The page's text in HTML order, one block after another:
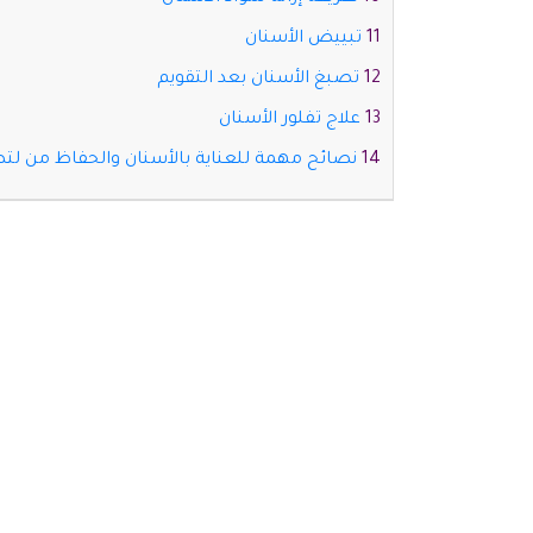
تبييض الأسنان
تصبغ الأسنان بعد التقويم
علاج تفلور الأسنان
نصائح مهمة للعناية بالأسنان والحفاظ من